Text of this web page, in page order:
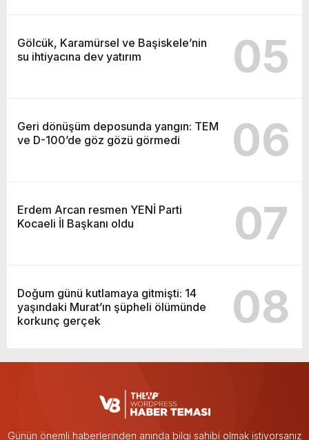
Gölcük, Karamürsel ve Başiskele’nin
su ihtiyacına dev yatırım
05
Geri dönüşüm deposunda yangın: TEM
ve D-100’de göz gözü görmedi
06
Erdem Arcan resmen YENİ Parti
Kocaeli İl Başkanı oldu
07
Doğum günü kutlamaya gitmişti: 14
yaşındaki Murat’ın şüpheli ölümünde
korkunç gerçek
08
Günün önemli haberlerinden anında bilgi sahibi olmak istiyorsanız